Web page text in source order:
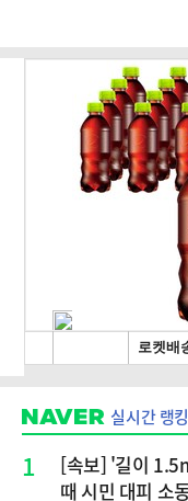
실시간 랭
1
[속보] '길이
때 시민 대피 소